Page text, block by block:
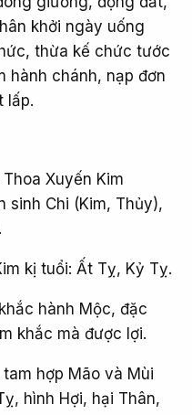
khởi ngày uống
thừa kế chức tước
hành chánh, nạp đơn
lấp.
Thoa Xuyến Kim
sinh Chi (Kim, Thủy),
kị tuổi: Ất Tỵ, Kỷ Tỵ.
hành Mộc, đặc
khắc mà được lợi.
hợp Mão và Mùi
hình Hợi, hại Thân,